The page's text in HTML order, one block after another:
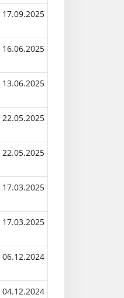
17.09.2025
16.06.2025
13.06.2025
22.05.2025
22.05.2025
17.03.2025
17.03.2025
06.12.2024
04.12.2024